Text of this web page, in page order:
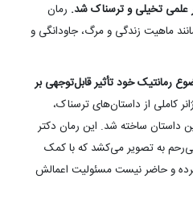
علمی تخیلی و ترسناک شد. رمان
ماهیت زندگی و مرگ، جاودانگی و
رمانتیک خود تأثیر قابل‌توجهی بر
کاملی از داستان‌های ترسناک،
داستان ساخته شد. این رمان دکتر
بی‌رحم به تصویر می‌کشد که با کمک
و حاضر نیست مسئولیت اعمالش